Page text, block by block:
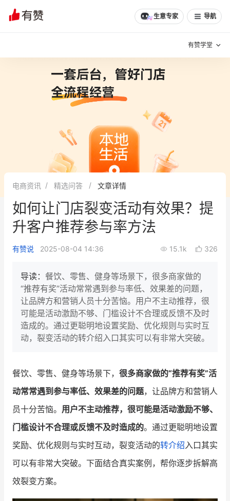
生意专家 导航
有赞学堂
增长方法
有赞专家说
新零售最佳实践
面对面聊增长
新零售大会 新零售茶会
增长产品指南
智库 产品场景库
产品更新动态 帮助中心
品牌消费观 行业报告
新零售资讯
培训课程
增长俱乐部
电商资讯 精选问答 文章详情
如何让门店裂变活动有效果？提
升客户推荐参与率方法
有赞说 2025-08-04 14:36 15.1k 326
导读： 餐饮、零售、健身等场景下，很多商家做的
“推荐有奖”活动常常遇到参与率低、效果差的问题，
让品牌方和营销人员十分苦恼。用户不主动推荐，很
可能是活动激励不够、门槛设计不合理或反馈不及时
造成的。通过更聪明地设置奖励、优化规则与实时互
动，裂变活动的转介绍入口其实可以有非常大突破。
餐饮、零售、健身等场景下， 很多商家做的“推荐有奖”活
动常常遇到参与率低、效果差的问题，让品牌方和营销人
员十分苦恼。 用户不主动推荐，很可能是活动激励不够、
门槛设计不合理或反馈不及时造成的。通过更聪明地设置
奖励、优化规则与实时互动，裂变活动的转介绍入口其实
可以有非常大突破。下面结合真实案例，帮你逐步拆解高
效裂变方案。